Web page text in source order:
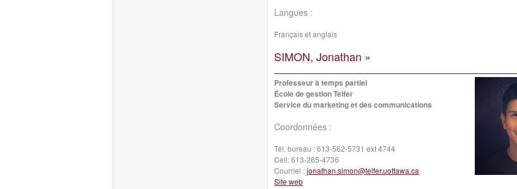
Langues :
Français et anglais
SIMON, Jonathan »
Professeur à temps partiel
École de gestion Telfer
Service du marketing et des communications
Coordonnées :
Tél. bureau :613-562-5731 ext 4744
Cell:613-265-4736
Courriel :jonathan.simon@telfer.uottawa.ca
Site web